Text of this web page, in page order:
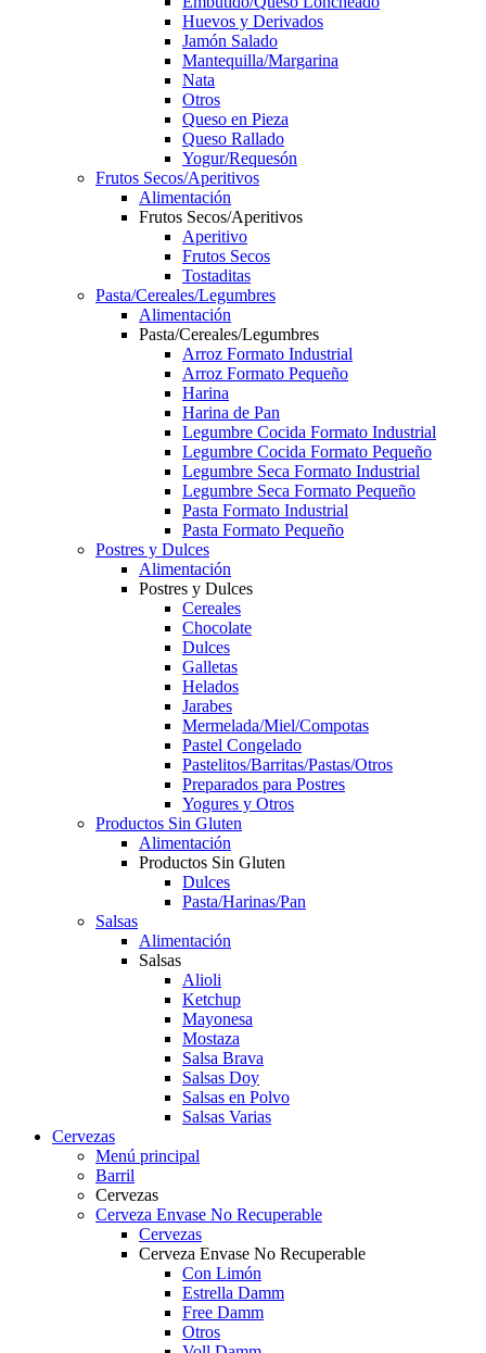
Huevos y Derivados
Jamón Salado
Mantequilla/Margarina
Nata
Otros
Queso en Pieza
Queso Rallado
Yogur/Requesón
Frutos Secos/Aperitivos
Alimentación
Frutos Secos/Aperitivos
Aperitivo
Frutos Secos
Tostaditas
Pasta/Cereales/Legumbres
Alimentación
Pasta/Cereales/Legumbres
Arroz Formato Industrial
Arroz Formato Pequeño
Harina
Harina de Pan
Legumbre Cocida Formato Industrial
Legumbre Cocida Formato Pequeño
Legumbre Seca Formato Industrial
Legumbre Seca Formato Pequeño
Pasta Formato Industrial
Pasta Formato Pequeño
Postres y Dulces
Alimentación
Postres y Dulces
Cereales
Chocolate
Dulces
Galletas
Helados
Jarabes
Mermelada/Miel/Compotas
Pastel Congelado
Pastelitos/Barritas/Pastas/Otros
Preparados para Postres
Yogures y Otros
Productos Sin Gluten
Alimentación
Productos Sin Gluten
Dulces
Pasta/Harinas/Pan
Salsas
Alimentación
Salsas
Alioli
Ketchup
Mayonesa
Mostaza
Salsa Brava
Salsas Doy
Salsas en Polvo
Salsas Varias
Cervezas
Menú principal
Barril
Cervezas
Cerveza Envase No Recuperable
Cervezas
Cerveza Envase No Recuperable
Con Limón
Estrella Damm
Free Damm
Otros